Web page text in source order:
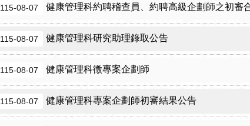
115-08-07 健康管理科約聘稽查員、約聘高級企劃師之初審
115-08-07 健康管理科研究助理錄取公告
115-08-07 健康管理科徵專案企劃師
115-08-07 健康管理科專案企劃師初審結果公告